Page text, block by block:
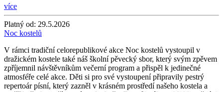
více
Platný od: 29.5.2026
Noc kostelů
V rámci tradiční celorepublikové akce Noc kostelů vystoupil v
dražickém kostele také náš školní pěvecký sbor, který svým zpěvem
zpříjemnil návštěvníkům večerní program a přispěl k jedinečné
atmosféře celé akce. Děti si pro své vystoupení připravily pestrý
repertoár písní, který zazněl v krásném prostředí našeho kostela a